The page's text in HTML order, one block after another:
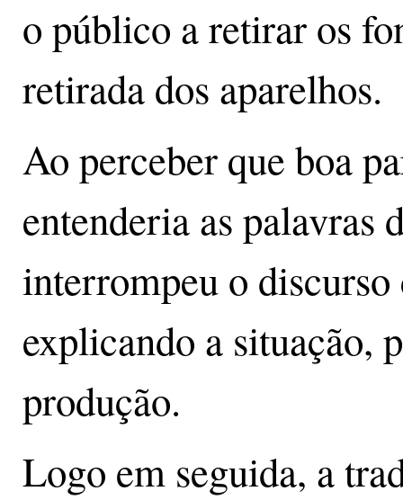
o público a retirar os
retirada dos aparelhos.
Ao perceber que boa
entenderia as palavras
interrompeu o
explicando a situação,
produção.
Logo em seguida, a